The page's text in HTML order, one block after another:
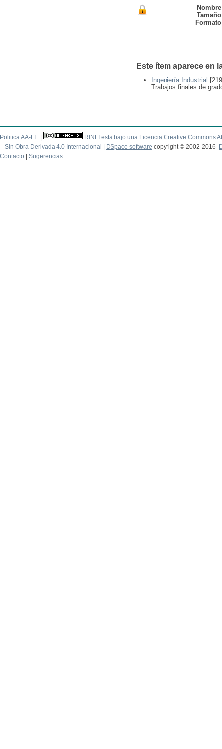
Este ítem aparece en
Ingeniería Industrial
Trabajos finales de
Politica AA-FI RINFI está bajo una Licencia Creative Commons
– Sin Obra Derivada 4.0 Internacional
DSpace software copyright © 2002-2016
Contacto
Sugerencias